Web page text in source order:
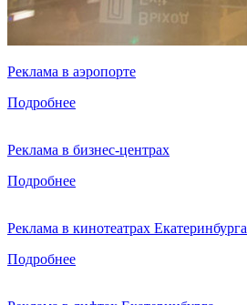
Реклама в аэропорте
Подробнее
Реклама в бизнес-центрах
Подробнее
Реклама в кинотеатрах Екатеринбурга
Подробнее